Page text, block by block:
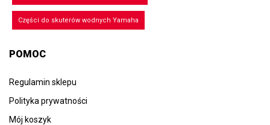
Części do skuterów wodnych Yamaha
POMOC
Regulamin sklepu
Polityka prywatności
Mój koszyk